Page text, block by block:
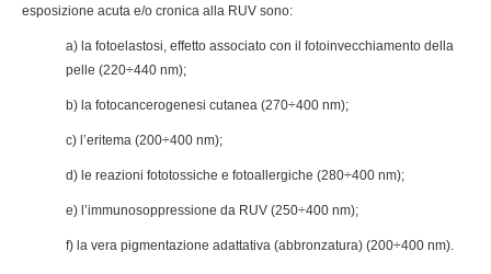
esposizione acuta e/o cronica alla RUV sono:
a) la fotoelastosi, effetto associato con il fotoinvecchiamento della
pelle (220÷440 nm);
b) la fotocancerogenesi cutanea (270÷400 nm);
c) l’eritema (200÷400 nm);
d) le reazioni fototossiche e fotoallergiche (280÷400 nm);
e) l’immunosoppressione da RUV (250÷400 nm);
f) la vera pigmentazione adattativa (abbronzatura) (200÷400 nm).